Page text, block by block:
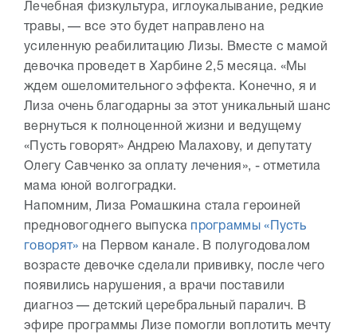
Лечебная физкультура, иглоукалывание, редкие
травы, — все это будет направлено на
усиленную реабилитацию Лизы. Вместе с мамой
девочка проведет в Харбине 2,5 месяца. «Мы
ждем ошеломительного эффекта. Конечно, я и
Лиза очень благодарны за этот уникальный шанс
вернуться к полноценной жизни и ведущему
«Пусть говорят» Андрею Малахову, и депутату
Олегу Савченко за оплату лечения», - отметила
мама юной волгоградки.
Напомним, Лиза Ромашкина стала героиней
предновогоднего выпуска программы «Пусть
говорят» на Первом канале. В полугодовалом
возрасте девочке сделали прививку, после чего
появились нарушения, а врачи поставили
диагноз — детский церебральный паралич. В
эфире программы Лизе помогли воплотить мечту